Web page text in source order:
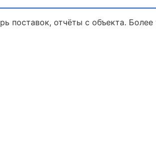
поставок, отчёты с объекта.